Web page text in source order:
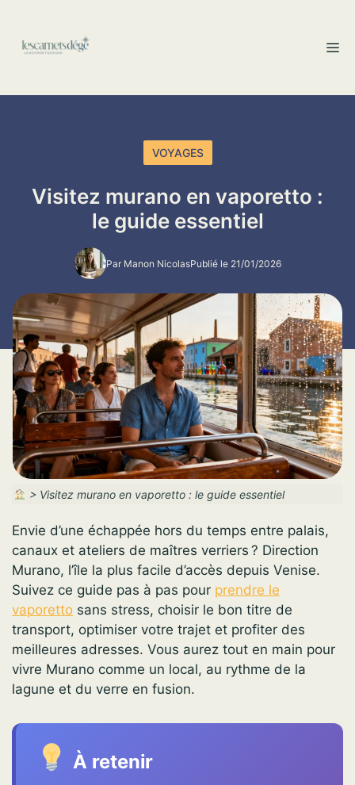
contenu
VOYAGES
Visitez murano en vaporetto :
le guide essentiel
Par Manon NicolasPublié le 21/01/2026
> Visitez murano en vaporetto : le guide essentiel
Envie d’une échappée hors du temps entre palais,
canaux et ateliers de maîtres verriers ? Direction
Murano, l’île la plus facile d’accès depuis Venise.
Suivez ce guide pas à pas pour prendre le
vaporetto sans stress, choisir le bon titre de
transport, optimiser votre trajet et profiter des
meilleures adresses. Vous aurez tout en main pour
vivre Murano comme un local, au rythme de la
lagune et du verre en fusion.
À retenir